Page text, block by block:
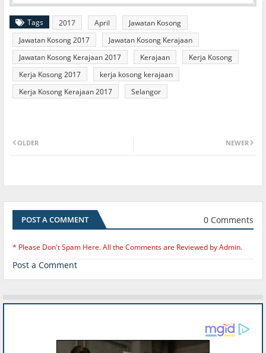
Tags 2017 April
Jawatan Kosong
Jawatan Kosong 2017
Jawatan Kosong Kerajaan
Jawatan Kosong Kerajaan 2017
Kerajaan
Kerja Kosong
Kerja Kosong 2017
kerja kosong kerajaan
Kerja Kosong Kerajaan 2017
Selangor
NEWER
OLDER
POST A COMMENT 0 Comments
* Please Don't Spam Here. All the Comments are Reviewed by Admin.
Post a Comment